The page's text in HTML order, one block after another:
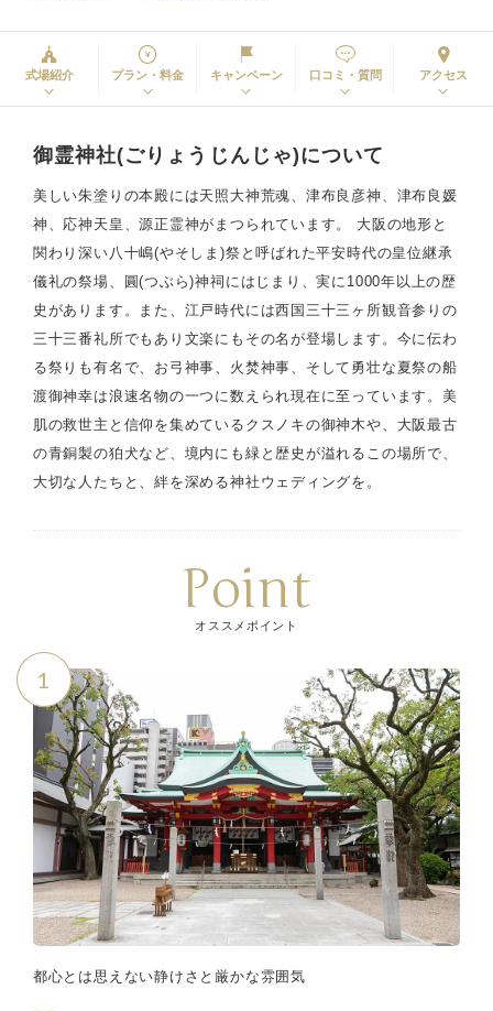
式場紹介 プラン・料金 キャンペーン 口コミ・質問 アクセス
御霊神社(ごりょうじんじゃ)について
美しい朱塗りの本殿には天照大神荒魂、津布良彦神、津布良媛
神、応神天皇、源正霊神がまつられています。 大阪の地形と
関わり深い八十嶋(やそしま)祭と呼ばれた平安時代の皇位継承
儀礼の祭場、圓(つぶら)神祠にはじまり、実に1000年以上の歴
史があります。また、江戸時代には西国三十三ヶ所観音参りの
三十三番礼所でもあり文楽にもその名が登場します。今に伝わ
る祭りも有名で、お弓神事、火焚神事、そして勇壮な夏祭の船
渡御神幸は浪速名物の一つに数えられ現在に至っています。美
肌の救世主と信仰を集めているクスノキの御神木や、大阪最古
の青銅製の狛犬など、境内にも緑と歴史が溢れるこの場所で、
大切な人たちと、絆を深める神社ウェディングを。
Point
オススメポイント
1
都心とは思えない静けさと厳かな雰囲気